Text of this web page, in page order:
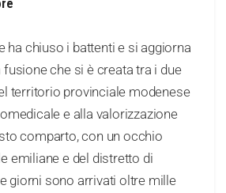
ha chiuso i battenti e si aggiorna
che si è creata tra i due
territorio provinciale modenese
e alla valorizzazione
comparto, con un occhio
emiliane e del distretto di
giorni sono arrivati oltre mille